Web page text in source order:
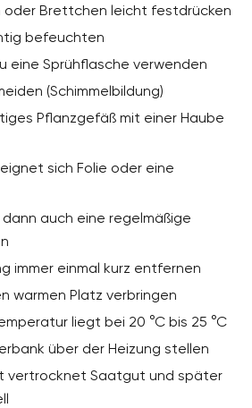
oder Brettchen leicht festdrücken
befeuchten
eine Sprühflasche verwenden
(Schimmelbildung)
Pflanzgefäß mit einer Haube
sich Folie oder eine
auch eine regelmäßige
immer einmal kurz entfernen
warmen Platz verbringen
liegt bei 20 °C bis 25 °C
über der Heizung stellen
vertrocknet Saatgut und später